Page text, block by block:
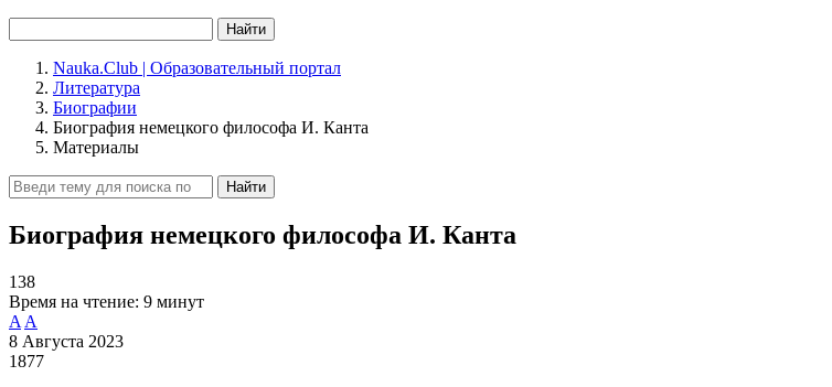
Найти
Nauka.Club | Образовательный портал
Литература
Биографии
Биография немецкого философа И. Канта
Материалы
Найти
Биография немецкого философа И. Канта
138
Время на чтение: 9 минут
A A
8 Августа 2023
1877